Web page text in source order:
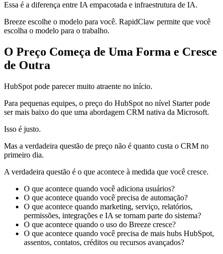
Essa é a diferença entre IA empacotada e infraestrutura de IA.
Breeze escolhe o modelo para você. RapidClaw permite que você
escolha o modelo para o trabalho.
O Preço Começa de Uma Forma e Cresce
de Outra
HubSpot pode parecer muito atraente no início.
Para pequenas equipes, o preço do HubSpot no nível Starter pode
ser mais baixo do que uma abordagem CRM nativa da Microsoft.
Isso é justo.
Mas a verdadeira questão de preço não é quanto custa o CRM no
primeiro dia.
A verdadeira questão é o que acontece à medida que você cresce.
O que acontece quando você adiciona usuários?
O que acontece quando você precisa de automação?
O que acontece quando marketing, serviço, relatórios,
permissões, integrações e IA se tornam parte do sistema?
O que acontece quando o uso do Breeze cresce?
O que acontece quando você precisa de mais hubs HubSpot,
assentos, contatos, créditos ou recursos avançados?